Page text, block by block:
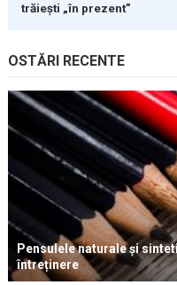
trăiești „în prezent”
OSTĂRI RECENTE
Pensulele naturale și
întreținere